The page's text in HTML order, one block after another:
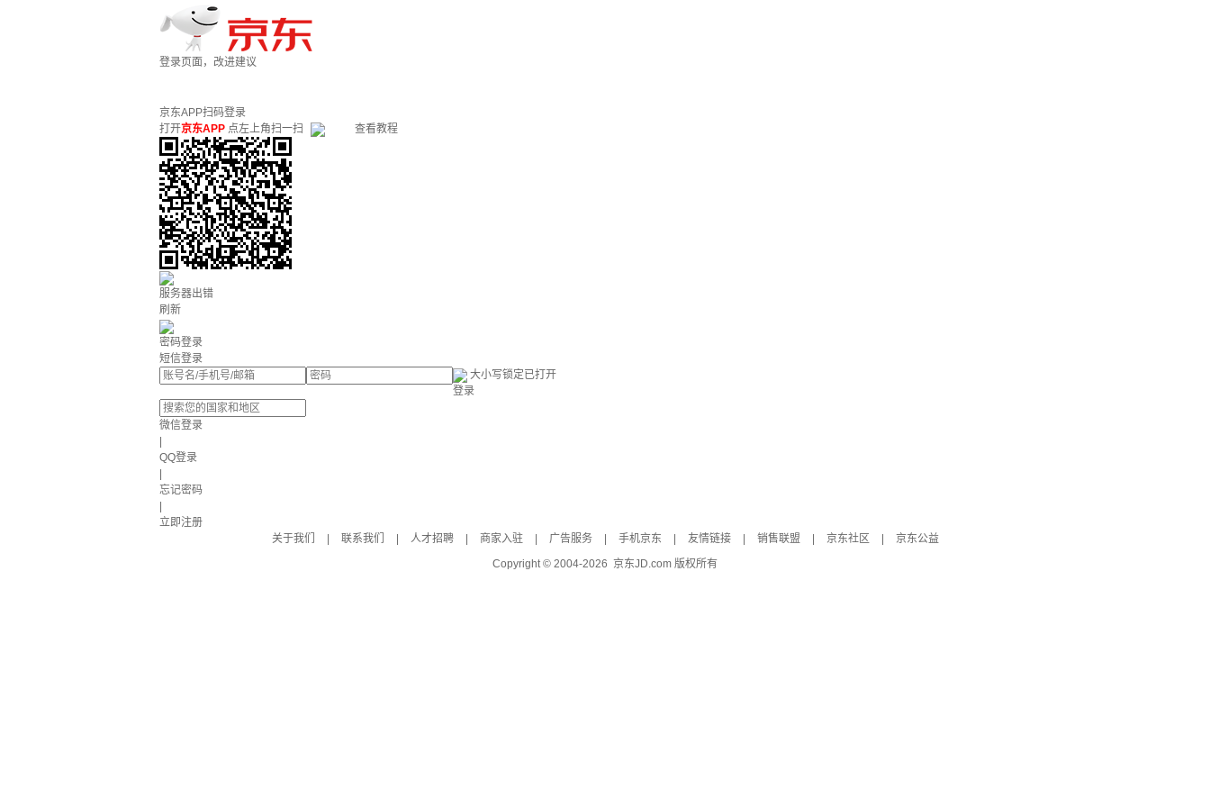
登录页面，改进建议
京东APP扫码登录
打开京东APP 点左上角扫一扫 查看教程
服务器出错
刷新
密码登录
短信登录
大小写锁定已打开
登录
微信登录
QQ登录
忘记密码
立即注册
关于我们
联系我们 人才招聘 商家入驻 广告服务 手机京东 友情链接 销售联盟 京东社区
京东公益
Copyright © 2004-2026 京东JD.com 版权所有